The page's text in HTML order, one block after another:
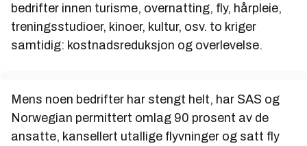
bedrifter innen turisme, overnatting, fly, hårpleie,
treningsstudioer, kinoer, kultur, osv. to kriger
samtidig: kostnadsreduksjon og overlevelse.
Mens noen bedrifter har stengt helt, har SAS og
Norwegian permittert omlag 90 prosent av de
ansatte, kansellert utallige flyvninger og satt fly